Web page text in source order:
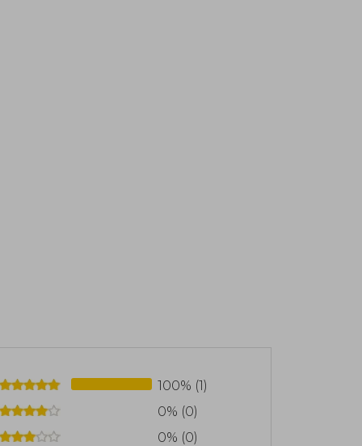
100% (1)
0% (0)
0% (0)